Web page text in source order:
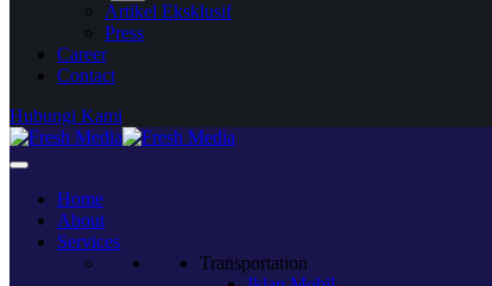
Artikel Eksklusif
Press
Career
Contact
Hubungi Kami
Home
About
Services
Transportation